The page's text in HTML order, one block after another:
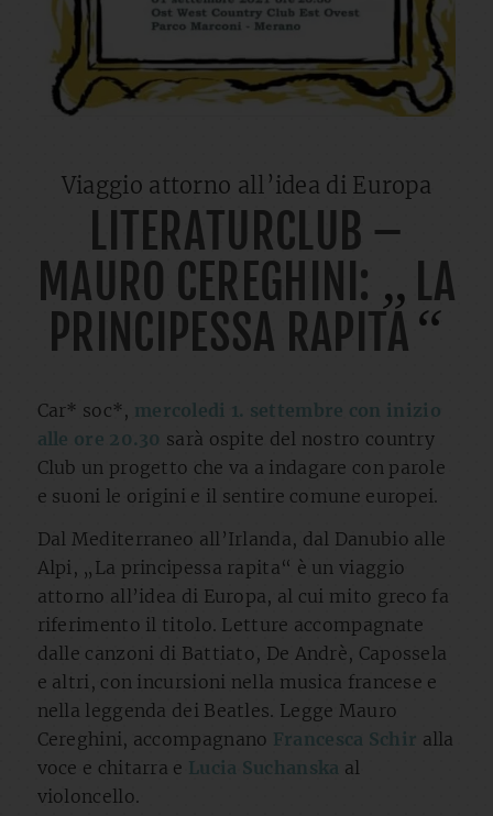
Viaggio attorno all’idea di Europa
LITERATURCLUB –
MAURO CEREGHINI: „ LA
PRINCIPESSA RAPITA“
Car* soc*, mercoledi 1. settembre con inizio
alle ore 20.30 sarà ospite del nostro country
Club un progetto che va a indagare con parole
e suoni le origini e il sentire comune europei.
Dal Mediterraneo all’Irlanda, dal Danubio alle
Alpi, „La principessa rapita“ è un viaggio
attorno all’idea di Europa, al cui mito greco fa
riferimento il titolo. Letture accompagnate
dalle canzoni di Battiato, De Andrè, Capossela
e altri, con incursioni nella musica francese e
nella leggenda dei Beatles. Legge Mauro
Cereghini, accompagnano Francesca Schir alla
voce e chitarra e Lucia Suchanska al
violoncello.